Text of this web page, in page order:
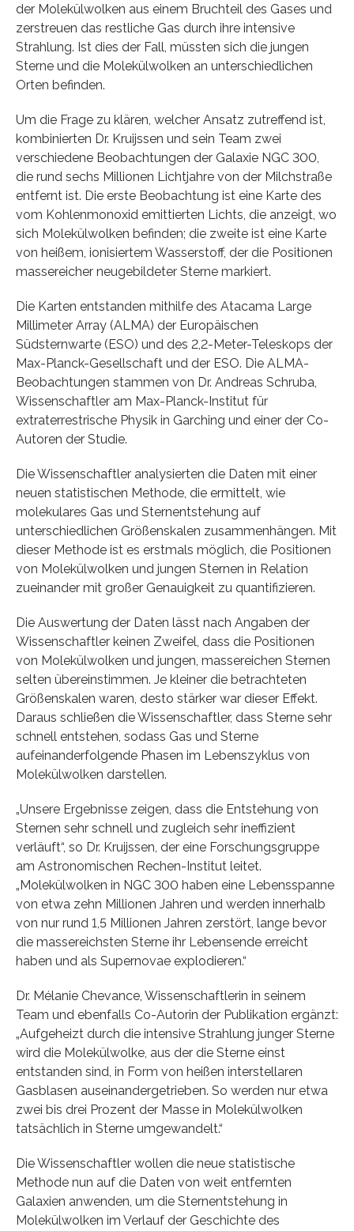
der Molekülwolken aus einem Bruchteil des Gases und
zerstreuen das restliche Gas durch ihre intensive
Strahlung. Ist dies der Fall, müssten sich die jungen
Sterne und die Molekülwolken an unterschiedlichen
Orten befinden.
Um die Frage zu klären, welcher Ansatz zutreffend ist,
kombinierten Dr. Kruijssen und sein Team zwei
verschiedene Beobachtungen der Galaxie NGC 300,
die rund sechs Millionen Lichtjahre von der Milchstraße
entfernt ist. Die erste Beobachtung ist eine Karte des
vom Kohlenmonoxid emittierten Lichts, die anzeigt, wo
sich Molekülwolken befinden; die zweite ist eine Karte
von heißem, ionisiertem Wasserstoff, der die Positionen
massereicher neugebildeter Sterne markiert.
Die Karten entstanden mithilfe des Atacama Large
Millimeter Array (ALMA) der Europäischen
Südsternwarte (ESO) und des 2,2-Meter-Teleskops der
Max-Planck-Gesellschaft und der ESO. Die ALMA-
Beobachtungen stammen von Dr. Andreas Schruba,
Wissenschaftler am Max-Planck-Institut für
extraterrestrische Physik in Garching und einer der Co-
Autoren der Studie.
Die Wissenschaftler analysierten die Daten mit einer
neuen statistischen Methode, die ermittelt, wie
molekulares Gas und Sternentstehung auf
unterschiedlichen Größenskalen zusammenhängen. Mit
dieser Methode ist es erstmals möglich, die Positionen
von Molekülwolken und jungen Sternen in Relation
zueinander mit großer Genauigkeit zu quantifizieren.
Die Auswertung der Daten lässt nach Angaben der
Wissenschaftler keinen Zweifel, dass die Positionen
von Molekülwolken und jungen, massereichen Sternen
selten übereinstimmen. Je kleiner die betrachteten
Größenskalen waren, desto stärker war dieser Effekt.
Daraus schließen die Wissenschaftler, dass Sterne sehr
schnell entstehen, sodass Gas und Sterne
aufeinanderfolgende Phasen im Lebenszyklus von
Molekülwolken darstellen.
„Unsere Ergebnisse zeigen, dass die Entstehung von
Sternen sehr schnell und zugleich sehr ineffizient
verläuft“, so Dr. Kruijssen, der eine Forschungsgruppe
am Astronomischen Rechen-Institut leitet.
„Molekülwolken in NGC 300 haben eine Lebensspanne
von etwa zehn Millionen Jahren und werden innerhalb
von nur rund 1,5 Millionen Jahren zerstört, lange bevor
die massereichsten Sterne ihr Lebensende erreicht
haben und als Supernovae explodieren.“
Dr. Mélanie Chevance, Wissenschaftlerin in seinem
Team und ebenfalls Co-Autorin der Publikation ergänzt:
„Aufgeheizt durch die intensive Strahlung junger Sterne
wird die Molekülwolke, aus der die Sterne einst
entstanden sind, in Form von heißen interstellaren
Gasblasen auseinandergetrieben. So werden nur etwa
zwei bis drei Prozent der Masse in Molekülwolken
tatsächlich in Sterne umgewandelt.“
Die Wissenschaftler wollen die neue statistische
Methode nun auf die Daten von weit entfernten
Galaxien anwenden, um die Sternentstehung in
Molekülwolken im Verlauf der Geschichte des